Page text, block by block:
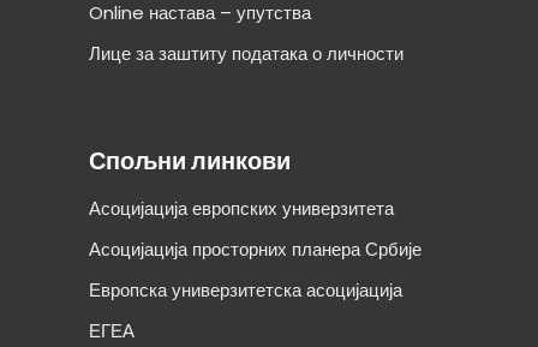
Online настава – упутства
Лице за заштиту података о личности
Спољни линкови
Асоцијација европских универзитета
Асоцијација просторних планера Србије
Европска универзитетска асоцијација
ЕГЕА